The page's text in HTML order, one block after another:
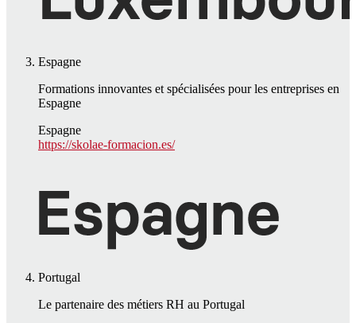
Espagne
Formations innovantes et spécialisées pour les entreprises en
Espagne
Espagne
https://skolae-formacion.es/
Portugal
Le partenaire des métiers RH au Portugal